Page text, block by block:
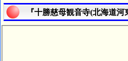
『十勝慈母観音寺(北海道